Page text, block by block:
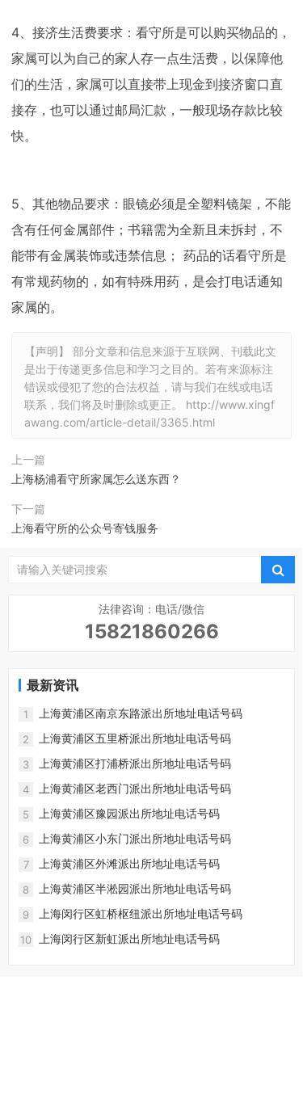
4、接济生活费要求：看守所是可以购买物品的，
家属可以为自己的家人存一点生活费，以保障他
们的生活，家属可以直接带上现金到接济窗口直
接存，也可以通过邮局汇款，一般现场存款比较
快。
5、其他物品要求：眼镜必须是全塑料镜架，不能
含有任何金属部件；书籍需为全新且未拆封，不
能带有金属装饰或违禁信息； 药品的话看守所是
有常规药物的，如有特殊用药，是会打电话通知
家属的。
【声明】 部分文章和信息来源于互联网、刊载此文
是出于传递更多信息和学习之目的。若有来源标注
错误或侵犯了您的合法权益，请与我们在线或电话
联系，我们将及时删除或更正。 http://www.xingf
awang.com/article-detail/3365.html
上一篇
上海杨浦看守所家属怎么送东西？
下一篇
上海看守所的公众号寄钱服务
法律咨询：电话/微信
15821860266
最新资讯
1 上海黄浦区南京东路派出所地址电话号码
2 上海黄浦区五里桥派出所地址电话号码
3 上海黄浦区打浦桥派出所地址电话号码
4 上海黄浦区老西门派出所地址电话号码
5 上海黄浦区豫园派出所地址电话号码
6 上海黄浦区小东门派出所地址电话号码
7 上海黄浦区外滩派出所地址电话号码
8 上海黄浦区半淞园派出所地址电话号码
9 上海闵行区虹桥枢纽派出所地址电话号码
10 上海闵行区新虹派出所地址电话号码